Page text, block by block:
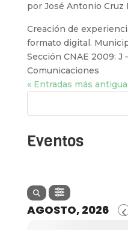
por José Antonio Cruz
Creación de
formato digital.
Sección CNAE 2009: J
Comunicaciones
« Entradas más
Eventos
AGOSTO, 2026